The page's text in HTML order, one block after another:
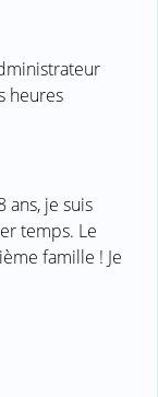
heures
ans, je suis
temps. Le
famille ! Je